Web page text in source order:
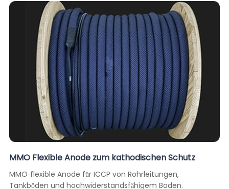
MMO Flexible Anode zum kathodischen Schutz
MMO-flexible Anode für ICCP von Rohrleitungen,
Tankböden und hochwiderstandsfähigem Boden.